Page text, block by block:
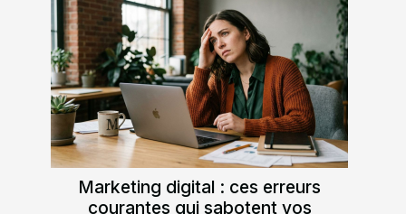
Marketing digital : ces erreurs
courantes qui sabotent vos